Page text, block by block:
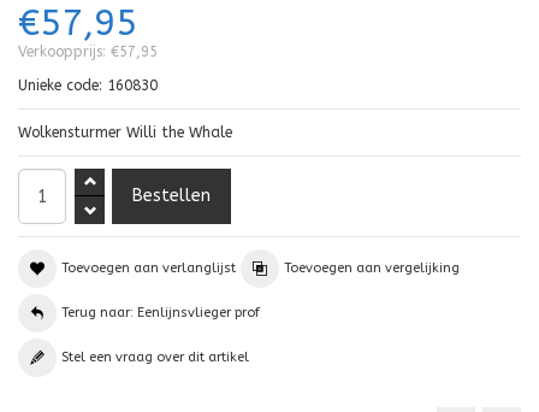
€57,95
Verkoopprijs: €57,95
Unieke code: 160830
Wolkensturmer Willi the Whale
Toevoegen aan verlanglijst Toevoegen aan vergelijking
Terug naar: Eenlijnsvlieger prof
Stel een vraag over dit artikel